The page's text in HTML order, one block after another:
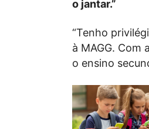
o jantar.”
“Tenho
à MAGG. Com
o ensino